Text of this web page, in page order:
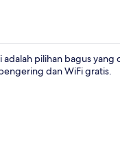
adalah pilihan bagus
dan WiFi gratis.